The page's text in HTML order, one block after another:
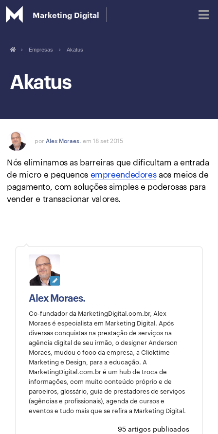
Marketing Digital
› Empresas › Akatus
Akatus
por Alex Moraes. em 18 set 2015
Nós eliminamos as barreiras que dificultam a entrada
de micro e pequenos empreendedoresaos meios de
pagamento, com soluções simples e poderosas para
vender e transacionar valores.
Alex Moraes.
Co-fundador da MarketingDigital.com.br, Alex
Moraes é especialista em Marketing Digital. Após
diversas conquistas na prestação de serviços na
agência digital de seu irmão, o designer Anderson
Moraes, mudou o foco da empresa, a Clicktime
Marketing e Design, para a educação. A
MarketingDigital.com.br é um hub de troca de
informações, com muito conteúdo próprio e de
parceiros, glossário, guia de prestadores de serviços
(agências e profissionais), agenda de cursos e
eventos e tudo mais que se refira a Marketing Digital.
95 artigos publicados